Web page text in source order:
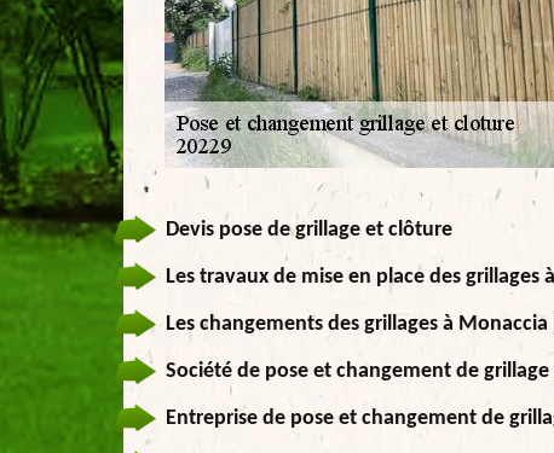
Devis pose de grillage et clôture
Les travaux de mise en place des grillages
Les changements des grillages à Monaccia
Société de pose et changement de
Entreprise de pose et changement de